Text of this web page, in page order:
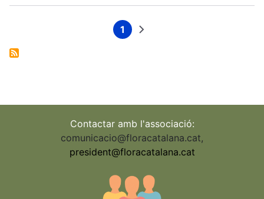
Current
1
Next
Contactar amb l'associació:
comunicacio@floracatalana.cat,
president@floracatalana.cat